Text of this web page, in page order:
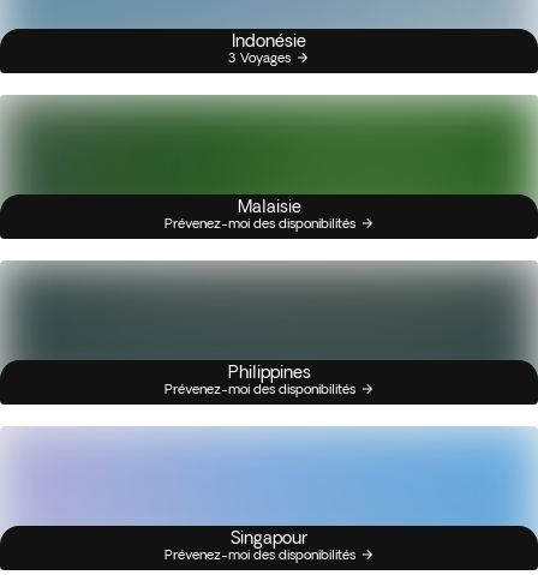
Indonésie
3 Voyages
Malaisie
Prévenez-moi des disponibilités
Philippines
Prévenez-moi des disponibilités
Singapour
Prévenez-moi des disponibilités